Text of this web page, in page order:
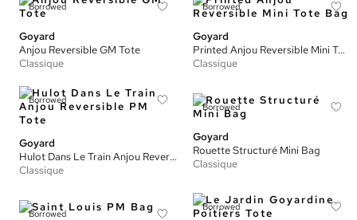
Borrowed
Goyard
Anjou Reversible GM Tote
Classique
Borrowed
Goyard
Printed Anjou Reversible Mini Tote Bag
Classique
Borrowed
Goyard
Hulot Dans Le Train Anjou Reversible PM Tote
Classique
Borrowed
Goyard
Rouette Structuré Mini Bag
Classique
Borrowed
Borrowed